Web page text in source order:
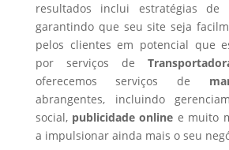
resultados inclui estratégias de
garantindo que seu site seja
pelos clientes em potencial que
por serviços de
oferecemos serviços de
abrangentes, incluindo
social, publicidade online e muito
a impulsionar ainda mais o seu